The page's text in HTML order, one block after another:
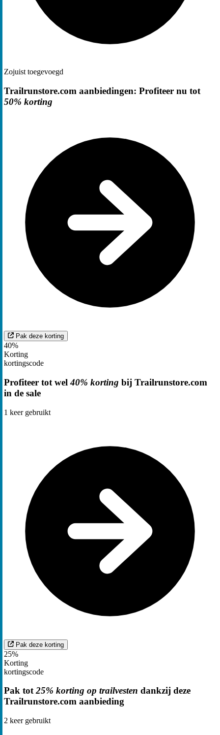
Zojuist toegevoegd
Trailrunstore.com aanbiedingen: Profiteer nu tot
50% korting
Pak deze korting
40%
Korting
kortingscode
Profiteer tot wel40% korting bij Trailrunstore.com
in de sale
1 keer gebruikt
Pak deze korting
25%
Korting
kortingscode
Pak tot25% korting op trailvesten dankzij deze
Trailrunstore.com aanbieding
2 keer gebruikt